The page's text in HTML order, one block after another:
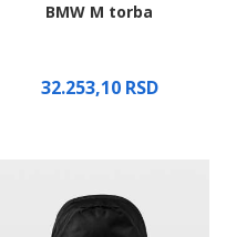
BMW M torba
32.253,10 RSD